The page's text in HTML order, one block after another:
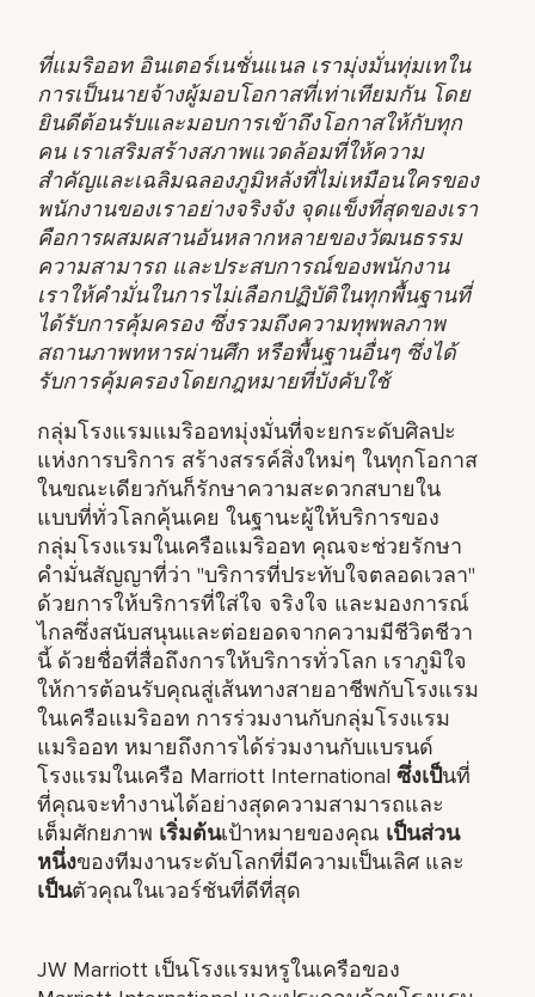
ที่แมริออท อินเตอร์เนชั่นแนล เรามุ่งมั่นทุ่มเทใน
การเป็นนายจ้างผู้มอบโอกาสที่เท่าเทียมกัน โดย
ยินดีต้อนรับและมอบการเข้าถึงโอกาสให้กับทุก
คน เราเสริมสร้างสภาพแวดล้อมที่ให้ความ
สำคัญและเฉลิมฉลองภูมิหลังที่ไม่เหมือนใครของ
พนักงานของเราอย่างจริงจัง จุดแข็งที่สุดของเรา
คือการผสมผสานอันหลากหลายของวัฒนธรรม
ความสามารถ และประสบการณ์ของพนักงาน
เราให้คำมั่นในการไม่เลือกปฏิบัติในทุกพื้นฐานที่
ได้รับการคุ้มครอง ซึ่งรวมถึงความทุพพลภาพ
สถานภาพทหารผ่านศึก หรือพื้นฐานอื่นๆ ซึ่งได้
รับการคุ้มครองโดยกฎหมายที่บังคับใช้
กลุ่มโรงแรมแมริออทมุ่งมั่นที่จะยกระดับศิลปะ
แห่งการบริการ สร้างสรรค์สิ่งใหม่ๆ ในทุกโอกาส
ในขณะเดียวกันก็รักษาความสะดวกสบายใน
แบบที่ทั่วโลกคุ้นเคย ในฐานะผู้ให้บริการของ
กลุ่มโรงแรมในเครือแมริออท คุณจะช่วยรักษา
คำมั่นสัญญาที่ว่า "บริการที่ประทับใจตลอดเวลา"
ด้วยการให้บริการที่ใส่ใจ จริงใจ และมองการณ์
ไกลซึ่งสนับสนุนและต่อยอดจากความมีชีวิตชีวา
นี้ ด้วยชื่อที่สื่อถึงการให้บริการทั่วโลก เราภูมิใจ
ให้การต้อนรับคุณสู่เส้นทางสายอาชีพกับโรงแรม
ในเครือแมริออท การร่วมงานกับกลุ่มโรงแรม
แมริออท หมายถึงการได้ร่วมงานกับแบรนด์
โรงแรมในเครือ Marriott Internationalซึ่งเป็นที่
ที่คุณจะทำงานได้อย่างสุดความสามารถและ
เต็มศักยภาพ เริ่มต้นเป้าหมายของคุณ เป็นส่วน
หนึ่งของทีมงานระดับโลกที่มีความเป็นเลิศ และ
เป็นตัวคุณในเวอร์ชันที่ดีที่สุด
JW Marriott เป็นโรงแรมหรูในเครือของ